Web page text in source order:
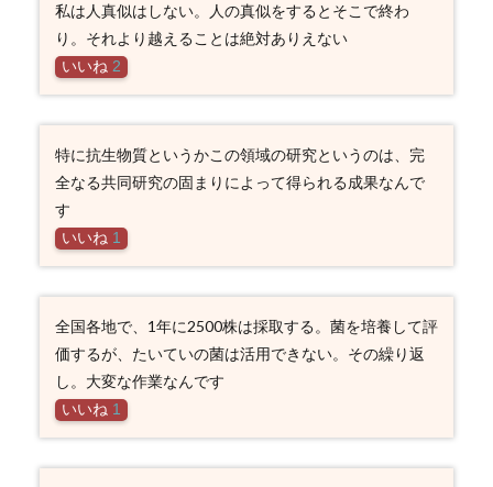
私は人真似はしない。人の真似をするとそこで終わ
り。それより越えることは絶対ありえない
いいね 2
特に抗生物質というかこの領域の研究というのは、完
全なる共同研究の固まりによって得られる成果なんで
す
いいね 1
全国各地で、1年に2500株は採取する。菌を培養して評
価するが、たいていの菌は活用できない。その繰り返
し。大変な作業なんです
いいね 1